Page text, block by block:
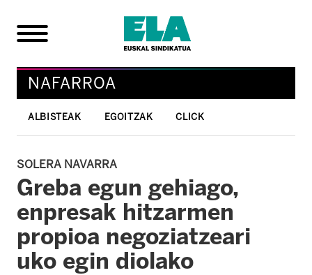
NAFARROA
ALBISTEAK EGOITZAK CLICK
SOLERA NAVARRA
Greba egun gehiago,
enpresak hitzarmen
propioa negoziatzeari
uko egin diolako